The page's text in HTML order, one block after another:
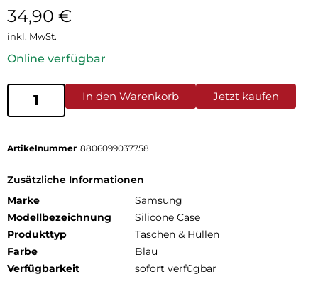
34,90 €
inkl. MwSt.
Online verfügbar
In den Warenkorb Jetzt kaufen
Artikelnummer 8806099037758
Zusätzliche Informationen
Marke
Samsung
Modellbezeichnung
Silicone Case
Produkttyp
Taschen & Hüllen
Farbe
Blau
Verfügbarkeit
sofort verfügbar